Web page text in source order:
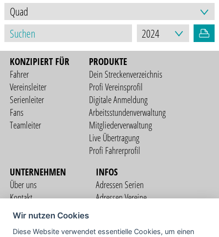
KONZIPIERT FÜR
Fahrer
Vereinsleiter
Serienleiter
Fans
Teamleiter
PRODUKTE
Dein Streckenverzeichnis
Profi Vereinsprofil
Digitale Anmeldung
Arbeitsstundenverwaltung
Mitgliederverwaltung
Live Übertragung
Profi Fahrerprofil
UNTERNEHMEN
Über uns
Kontakt
Nutzungsbedingungen
Datenschutzerklärung
INFOS
Adressen Serien
Adressen Vereine
Wir nutzen Cookies
Diese Website verwendet essentielle Cookies, um einen